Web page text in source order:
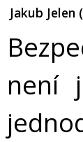
Jakub Jelen
není